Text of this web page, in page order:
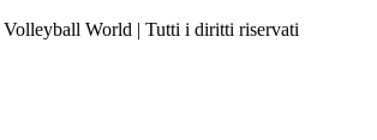
World | Tutti i diritti riservati